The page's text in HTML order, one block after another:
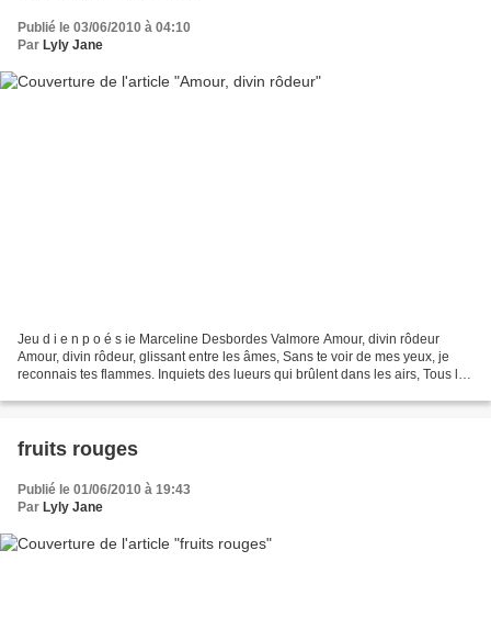
Publié le 03/06/2010 à 04:10
Par Lyly Jane
Jeu d i e n p o é s ie Marceline Desbordes Valmore Amour, divin rôdeur
Amour, divin rôdeur, glissant entre les âmes, Sans te voir de mes yeux, je
reconnais tes flammes. Inquiets des lueurs qui brûlent dans les airs, Tous les
fruits rouges
Publié le 01/06/2010 à 19:43
Par Lyly Jane